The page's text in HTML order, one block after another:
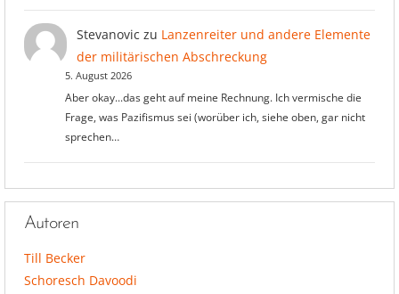
Stevanovic zu Lanzenreiter und andere Elemente
der militärischen Abschreckung
5. August 2026
Aber okay...das geht auf meine Rechnung. Ich vermische die
Frage, was Pazifismus sei (worüber ich, siehe oben, gar nicht
sprechen…
Autoren
Till Becker
Schoresch Davoodi